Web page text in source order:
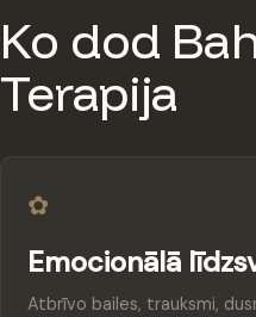
Ko dod
Terapija
✿
Emocionālā
Atbrīvo bailes, trauksmi,